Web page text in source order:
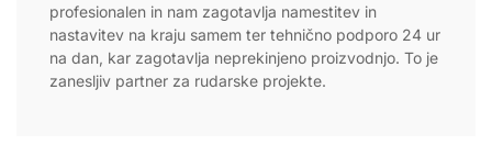
profesionalen in nam zagotavlja namestitev in
nastavitev na kraju samem ter tehnično podporo 24 ur
na dan, kar zagotavlja neprekinjeno proizvodnjo. To je
zanesljiv partner za rudarske projekte.